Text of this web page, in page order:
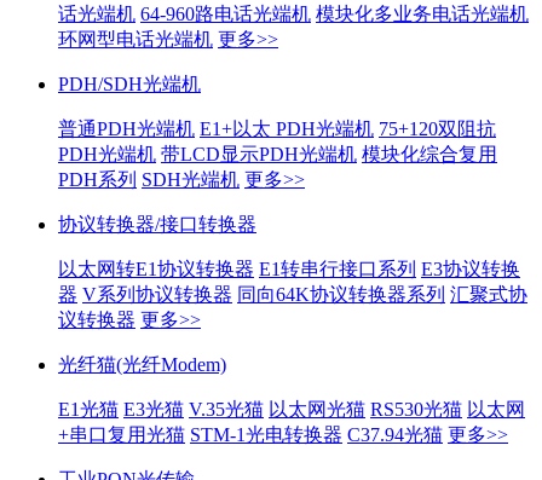
话光端机 64-960路电话光端机 模块化多业务电话光端机
环网型电话光端机 更多>>
PDH/SDH光端机
普通PDH光端机 E1+以太 PDH光端机 75+120双阻抗
PDH光端机 带LCD显示PDH光端机 模块化综合复用
PDH系列 SDH光端机 更多>>
协议转换器/接口转换器
以太网转E1协议转换器 E1转串行接口系列 E3协议转换
器 V系列协议转换器 同向64K协议转换器系列 汇聚式协
议转换器 更多>>
光纤猫(光纤Modem)
E1光猫 E3光猫 V.35光猫 以太网光猫 RS530光猫 以太网
+串口复用光猫 STM-1光电转换器 C37.94光猫 更多>>